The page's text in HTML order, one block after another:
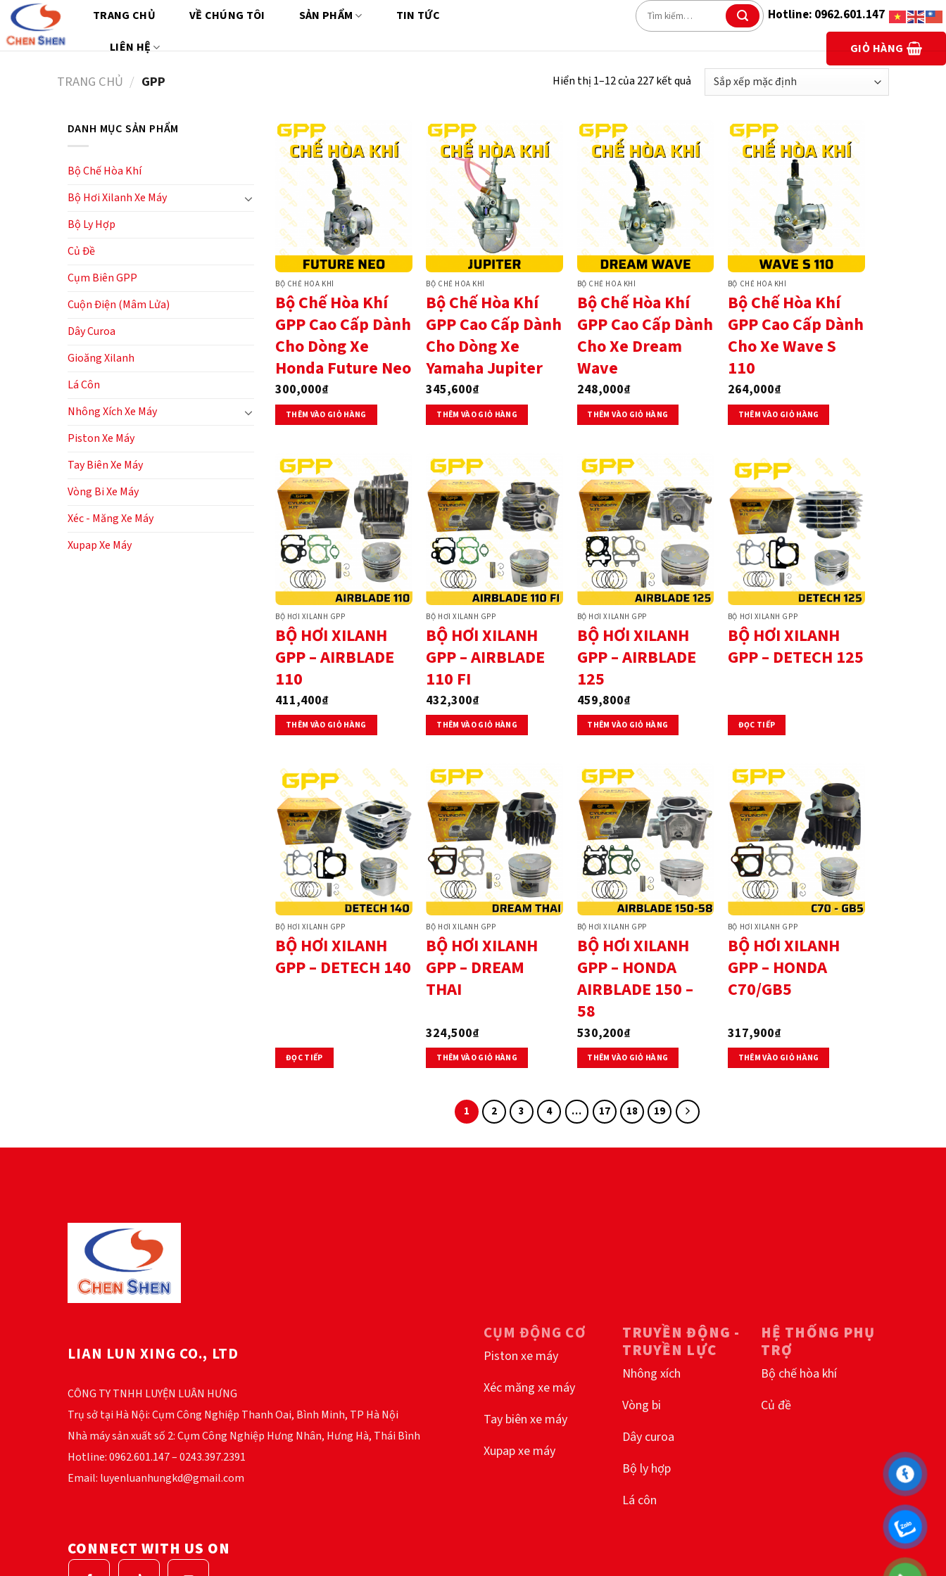
Chuyển
đến
nội
TRANG CHỦ VỀ CHÚNG TÔI SẢN PHẨM TIN TỨC
LIÊN HỆ
Tìm
kiếm:
Hotline: 0962.601.147
GIỎ HÀNG
TRANG CHỦ / GPP Hiển thị 1–12 của 227 kết quả
DANH MỤC SẢN PHẨM
Bộ Chế Hòa Khí
Bộ Hơi Xilanh Xe Máy
Bộ Ly Hợp
Củ Đề
Cụm Biên GPP
Cuộn Điện (Mâm Lửa)
Dây Curoa
Gioăng Xilanh
Lá Côn
Nhông Xích Xe Máy
Piston Xe Máy
Tay Biên Xe Máy
Vòng Bi Xe Máy
Xéc - Măng Xe Máy
Xupap Xe Máy
BỘ CHẾ HÒA KHÍ
Bộ Chế Hòa Khí
GPP Cao Cấp Dành
Cho Dòng Xe
Honda Future Neo
300,000₫
THÊM VÀO GIỎ HÀNG
BỘ CHẾ HÒA KHÍ
Bộ Chế Hòa Khí
GPP Cao Cấp Dành
Cho Dòng Xe
Yamaha Jupiter
345,600₫
THÊM VÀO GIỎ HÀNG
BỘ CHẾ HÒA KHÍ
Bộ Chế Hòa Khí
GPP Cao Cấp Dành
Cho Xe Dream
Wave
248,000₫
THÊM VÀO GIỎ HÀNG
BỘ CHẾ HÒA KHÍ
Bộ Chế Hòa Khí
GPP Cao Cấp Dành
Cho Xe Wave S
110
264,000₫
THÊM VÀO GIỎ HÀNG
BỘ HƠI XILANH GPP
BỘ HƠI XILANH
GPP – AIRBLADE
110
411,400₫
THÊM VÀO GIỎ HÀNG
BỘ HƠI XILANH GPP
BỘ HƠI XILANH
GPP – AIRBLADE
110 FI
432,300₫
THÊM VÀO GIỎ HÀNG
BỘ HƠI XILANH GPP
BỘ HƠI XILANH
GPP – AIRBLADE
125
459,800₫
THÊM VÀO GIỎ HÀNG
BỘ HƠI XILANH GPP
BỘ HƠI XILANH
GPP – DETECH 125
ĐỌC TIẾP
BỘ HƠI XILANH GPP
BỘ HƠI XILANH
GPP – DETECH 140
ĐỌC TIẾP
BỘ HƠI XILANH GPP
BỘ HƠI XILANH
GPP – DREAM
THAI
324,500₫
THÊM VÀO GIỎ HÀNG
BỘ HƠI XILANH GPP
BỘ HƠI XILANH
GPP – HONDA
AIRBLADE 150 –
58
530,200₫
THÊM VÀO GIỎ HÀNG
BỘ HƠI XILANH GPP
BỘ HƠI XILANH
GPP – HONDA
C70/GB5
317,900₫
THÊM VÀO GIỎ HÀNG
1 2 3 4 … 17 18 19
LIAN LUN XING CO., LTD
CÔNG TY TNHH LUYỆN LUÂN HƯNG
Trụ sở tại Hà Nội: Cụm Công Nghiệp Thanh Oai, Bình Minh, TP Hà Nội
Nhà máy sản xuất số 2: Cụm Công Nghiệp Hưng Nhân, Hưng Hà, Thái Bình
Hotline: 0962.601.147 – 0243.397.2391
Email: luyenluanhungkd@gmail.com
CỤM ĐỘNG CƠ
Piston xe máy
Xéc măng xe máy
Tay biên xe máy
Xupap xe máy
TRUYỀN ĐỘNG -
TRUYỀN LỰC
Nhông xích
Vòng bi
Dây curoa
Bộ ly hợp
Lá côn
HỆ THỐNG PHỤ
TRỢ
Bộ chế hòa khí
Củ đề
CONNECT WITH US ON